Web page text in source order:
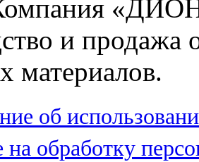
и продажа
материалов.
об
на обработку